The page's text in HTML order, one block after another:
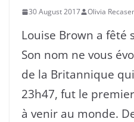
30 August 2017 Olivia
Louise Brown a
Son nom ne vous
de la Britannique
23h47, fut le
à venir au monde.